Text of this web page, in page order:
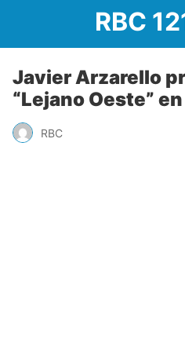
RBC
Javier Arzarello
“Lejano Oeste”
RBC